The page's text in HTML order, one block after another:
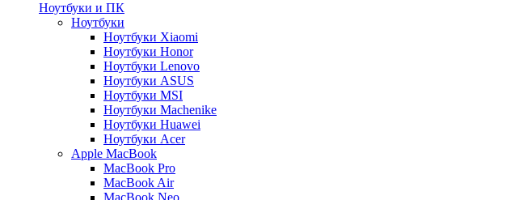
Ноутбуки и ПК
Ноутбуки
Ноутбуки Xiaomi
Ноутбуки Honor
Ноутбуки Lenovo
Ноутбуки ASUS
Ноутбуки MSI
Ноутбуки Machenike
Ноутбуки Huawei
Ноутбуки Acer
Apple MacBook
MacBook Pro
MacBook Air
MacBook Neo